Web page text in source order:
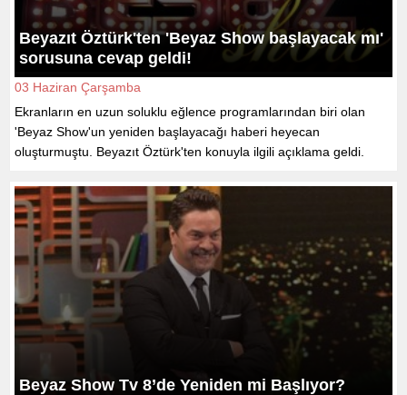
Beyazıt Öztürk'ten 'Beyaz Show başlayacak mı'
sorusuna cevap geldi!
03 Haziran Çarşamba
Ekranların en uzun soluklu eğlence programlarından biri olan
'Beyaz Show'un yeniden başlayacağı haberi heyecan
oluşturmuştu. Beyazıt Öztürk'ten konuyla ilgili açıklama geldi.
Beyaz Show Tv 8’de Yeniden mi Başlıyor?